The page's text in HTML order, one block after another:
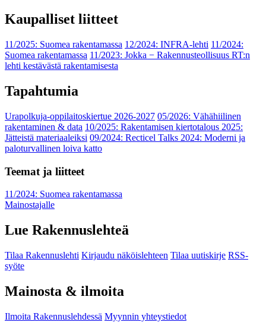
Kaupalliset liitteet
11/2025: Suomea rakentamassa 12/2024: INFRA-lehti 11/2024:
Suomea rakentamassa 11/2023: Jokka − Rakennusteollisuus RT:n
lehti kestävästä rakentamisesta
Tapahtumia
Urapolkuja-oppilaitoskiertue 2026-2027 05/2026: Vähähiilinen
rakentaminen & data 10/2025: Rakentamisen kiertotalous 2025:
Jätteistä materiaaleiksi 09/2024: Recticel Talks 2024: Moderni ja
paloturvallinen loiva katto
Teemat ja liitteet
11/2024: Suomea rakentamassa
Mainostajalle
Lue Rakennuslehteä
Tilaa Rakennuslehti Kirjaudu näköislehteen Tilaa uutiskirje RSS-
syöte
Mainosta & ilmoita
Ilmoita Rakennuslehdessä Myynnin yhteystiedot